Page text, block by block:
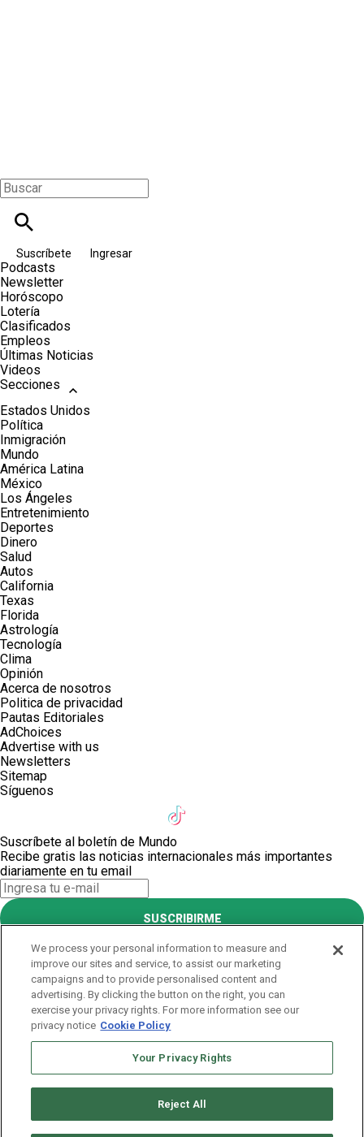
Suscríbete Ingresar
Podcasts
Newsletter
Horóscopo
Lotería
Clasificados
Empleos
Últimas Noticias
Videos
Secciones
Estados Unidos
Política
Inmigración
Mundo
América Latina
México
Los Ángeles
Entretenimiento
Deportes
Dinero
Salud
Autos
California
Texas
Florida
Astrología
Tecnología
Clima
Opinión
Acerca de nosotros
Politica de privacidad
Pautas Editoriales
AdChoices
Advertise with us
Newsletters
Sitemap
Síguenos
Suscríbete al boletín de Mundo
Recibe gratis las noticias internacionales más importantes
diariamente en tu email
SUSCRIBIRME
Este sitio está protegido por reCAPTCHA y Google
Política de
privacidady Se aplican lasCondiciones de servicio
¡Muchas gracias!
Suscríbete al boletín de Mundo
Recibe gratis las noticias internacionales más importantes
SUSCRIBIRME
We process your personal information to measure and
improve our sites and service, to assist our marketing
campaigns and to provide personalised content and
advertising. By clicking the button on the right, you can
exercise your privacy rights. For more information see our
privacy notice Cookie Policy
Your Privacy Rights
Reject All